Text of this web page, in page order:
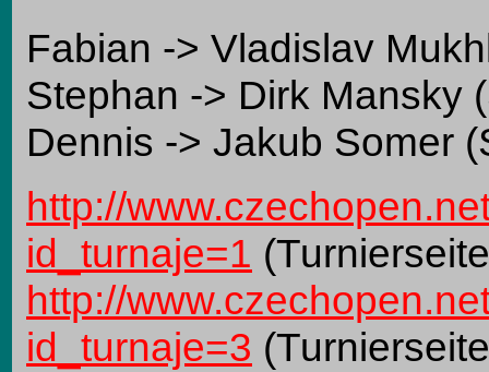
Fabian -> Vladislav
Stephan -> Dirk Mansky
Dennis -> Jakub Somer
http://
id_turnaje=1
http://
id_turnaje=3